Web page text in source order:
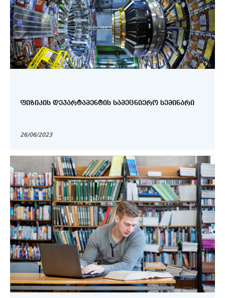
ᲤᲘᲖᲘᲙᲘᲡ ᲓᲔᲞᲐᲠᲢᲐᲛᲔᲜᲢᲘᲡ ᲡᲐᲛᲔᲪᲜᲘᲔᲠᲝ ᲡᲔᲛᲘᲜᲐᲠᲘ
26/06/2023